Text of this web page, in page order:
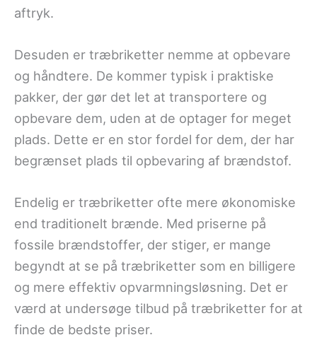
aftryk.
Desuden er træbriketter nemme at opbevare
og håndtere. De kommer typisk i praktiske
pakker, der gør det let at transportere og
opbevare dem, uden at de optager for meget
plads. Dette er en stor fordel for dem, der har
begrænset plads til opbevaring af brændstof.
Endelig er træbriketter ofte mere økonomiske
end traditionelt brænde. Med priserne på
fossile brændstoffer, der stiger, er mange
begyndt at se på træbriketter som en billigere
og mere effektiv opvarmningsløsning. Det er
værd at undersøge tilbud på træbriketter for at
finde de bedste priser.